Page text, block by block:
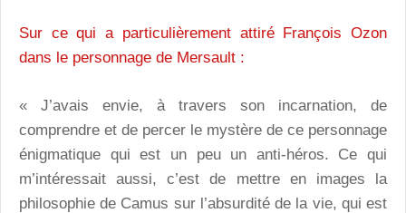
Sur ce qui a particulièrement attiré François Ozon
dans le personnage de Mersault :
« J’avais envie, à travers son incarnation, de
comprendre et de percer le mystère de ce personnage
énigmatique qui est un peu un anti-héros. Ce qui
m’intéressait aussi, c’est de mettre en images la
philosophie de Camus sur l’absurdité de la vie, qui est